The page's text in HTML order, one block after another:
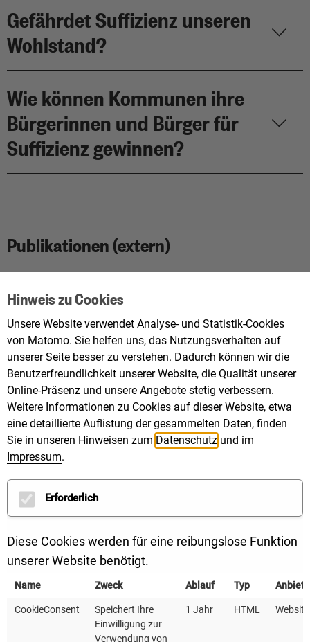
Gefährdet Suffizienz unseren
Wohlstand?
Wie können Kommunen ihre
Bürgerinnen und Bürger für
Suffizienz gewinnen?
Publikationen (extern)
Unterstützung von
Suffizienzansätzen im
Gebäudebereich (ifeu, 2023)
Suffizienz als „Strategie des
Genug“: Eine Einladung zur
Diskussion (SRU, 2024)
Wie wird weniger genug?
Suffizienz als Strategie für
eine nachhaltige
Stadtentwicklung (Böcker et
al., 2020)
Hinweis zu Cookies
Unsere Website verwendet Analyse- und Statistik-Cookies
von Matomo. Sie helfen uns, das Nutzungsverhalten auf
unserer Seite besser zu verstehen. Dadurch können wir die
Benutzerfreundlichkeit unserer Website, die Qualität unserer
Online-Präsenz und unsere Angebote stetig verbessern.
Weitere Informationen zu Cookies auf dieser Website, etwa
eine detaillierte Auflistung der gesammelten Daten, finden
Sie in unseren Hinweisen zum Datenschutz und im
Impressum.
Erforderlich
Diese Cookies werden für eine reibungslose Funktion
unserer Website benötigt.
Name Zweck Ablauf Typ
CookieConsent
Speichert Ihre
Einwilligung zur
Verwendung von
1 Jahr HTML Website